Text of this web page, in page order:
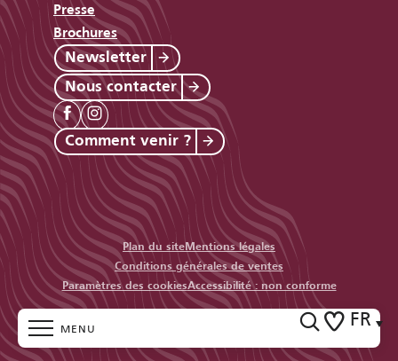
MENU
Voir les
FR
Presse
Brochures
Newsletter
Nous contacter
Comment venir ?
Plan du siteMentions légales
Conditions générales de ventes
Paramètres des cookiesAccessibilité : non conforme